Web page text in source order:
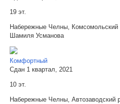
19 эт.
Набережные Челны, Комсомольский
Шамиля Усманова
Комфортный
Сдан 1 квартал, 2021
10 эт.
Набережные Челны, Автозаводский